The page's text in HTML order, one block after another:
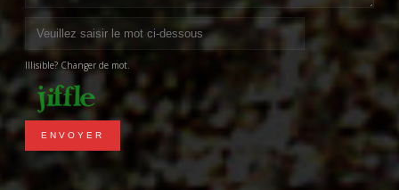
Illisible? Changer de mot.
ENVOYER